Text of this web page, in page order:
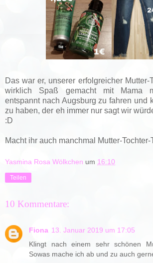
Das war er, unserer erfolgreicher Mutter-
wirklich Spaß gemacht mit Mama
entspannt nach Augsburg zu fahren und
zu haben, der eh immer nur sagt wir
:D
Macht ihr auch manchmal Mutter-Tochter-
Yasmina Rosa Wölkchen um 16:10
Teilen
10 Kommentare:
Fiona 13. Januar 2019 um 17:05
Klingt nach einem sehr schönen
Sowas mache ich ab und zu auch